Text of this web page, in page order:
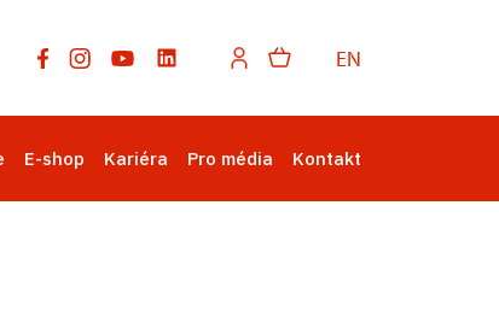
EN
E-shop Kariéra Pro média Kontakt